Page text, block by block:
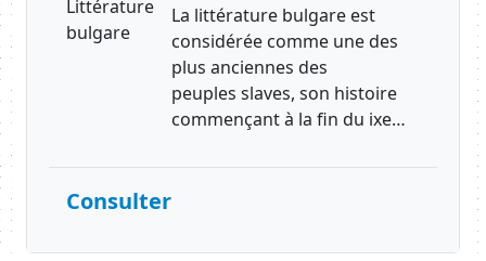
La littérature bulgare est
considérée comme une des
plus anciennes des
peuples slaves, son histoire
commençant à la fin du ixe…
Consulter